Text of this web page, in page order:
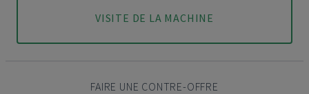
VISITE DE LA MACHINE
FAIRE UNE CONTRE-OFFRE